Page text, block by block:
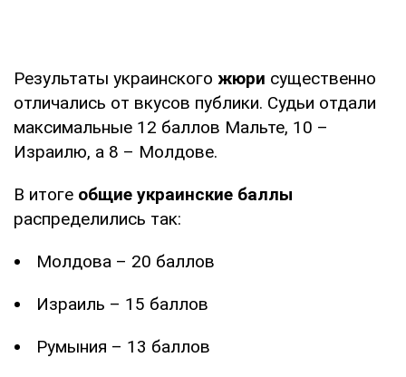
Результаты украинского жюри существенно
отличались от вкусов публики. Судьи отдали
максимальные 12 баллов Мальте, 10 –
Израилю, а 8 – Молдове.
В итоге общие украинские баллы
распределились так:
Молдова – 20 баллов
Израиль – 15 баллов
Румыния – 13 баллов